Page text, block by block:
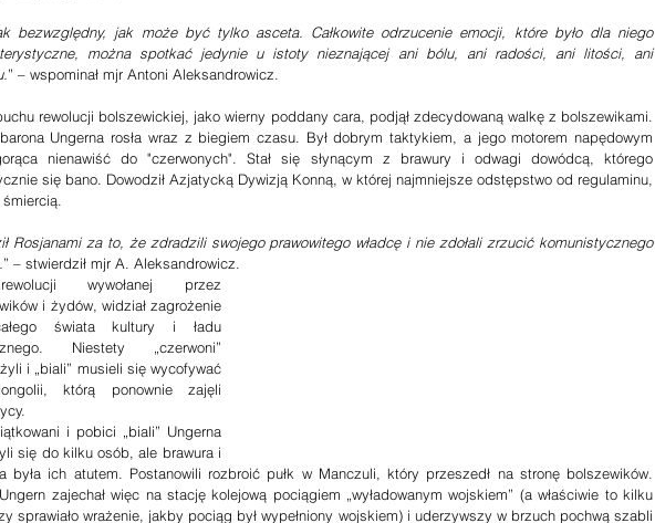
bezwzględny, jak może być tylko asceta. Całkowite odrzucenie emocji, które było dla niego
można spotkać jedynie u istoty nieznającej ani bólu, ani radości, ani litości, ani
” – wspominał mjr Antoni Aleksandrowicz.
rewolucji bolszewickiej, jako wierny poddany cara, podjął zdecydowaną walkę z bolszewikami.
barona Ungerna rosła wraz z biegiem czasu. Był dobrym taktykiem, a jego motorem napędowym
nienawiść do "czerwonych". Stał się słynącym z brawury i odwagi dowódcą, którego
się bano. Dowodził Azjatycką Dywizją Konną, w której najmniejsze odstępstwo od regulaminu,
śmiercią.
Rosjanami za to, że zdradzili swojego prawowitego władcę i nie zdołali zrzucić komunistycznego
” – stwierdził mjr A. Aleksandrowicz.
wywołanej przez
i żydów, widział zagrożenie
świata kultury i ładu
Niestety „czerwoni”
i „biali” musieli się wycofywać
którą ponownie zajęli
i pobici „biali” Ungerna
się do kilku osób, ale brawura i
była ich atutem. Postanowili rozbroić pułk w Manczuli, który przeszedł na stronę bolszewików.
zajechał więc na stację kolejową pociągiem „wyładowanym wojskiem” (a właściwie to kilku
sprawiało wrażenie, jakby pociąg był wypełniony wojskiem) i uderzywszy w brzuch pochwą szabli